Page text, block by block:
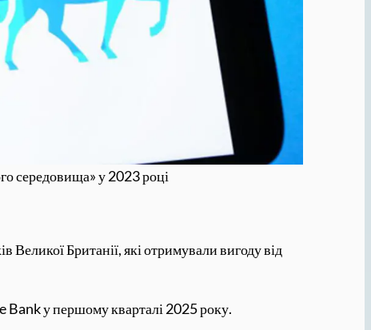
середовища» у 2023 році
Великої Британії, які отримували вигоду від
Bank у першому кварталі 2025 року.